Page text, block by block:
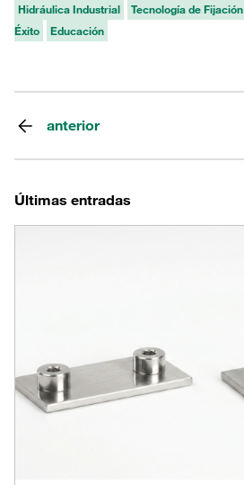
Hidráulica Industrial Tecnología de Fijación
Éxito
Educación
anterior
Últimas entradas